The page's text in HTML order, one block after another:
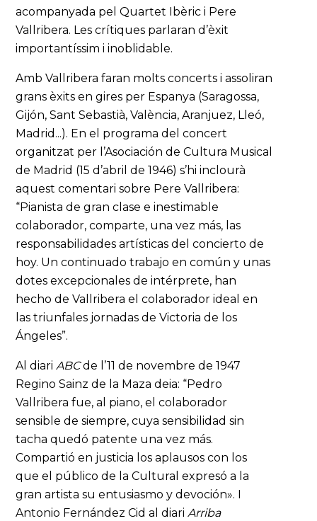
acompanyada pel Quartet Ibèric i Pere
Vallribera. Les crítiques parlaran d’èxit
importantíssim i inoblidable.
Amb Vallribera faran molts concerts i assoliran
grans èxits en gires per Espanya (Saragossa,
Gijón, Sant Sebastià, València, Aranjuez, Lleó,
Madrid...). En el programa del concert
organitzat per l’Asociación de Cultura Musical
de Madrid (15 d’abril de 1946) s’hi inclourà
aquest comentari sobre Pere Vallribera:
“Pianista de gran clase e inestimable
colaborador, comparte, una vez más, las
responsabilidades artísticas del concierto de
hoy. Un continuado trabajo en común y unas
dotes excepcionales de intérprete, han
hecho de Vallribera el colaborador ideal en
las triunfales jornadas de Victoria de los
Ángeles”.
Al diariABCde l’11 de novembre de 1947
Regino Sainz de la Maza deia: “Pedro
Vallribera fue, al piano, el colaborador
sensible de siempre, cuya sensibilidad sin
tacha quedó patente una vez más.
Compartió en justicia los aplausos con los
que el público de la Cultural expresó a la
gran artista su entusiasmo y devoción». I
Antonio Fernández Cid al diariArriba